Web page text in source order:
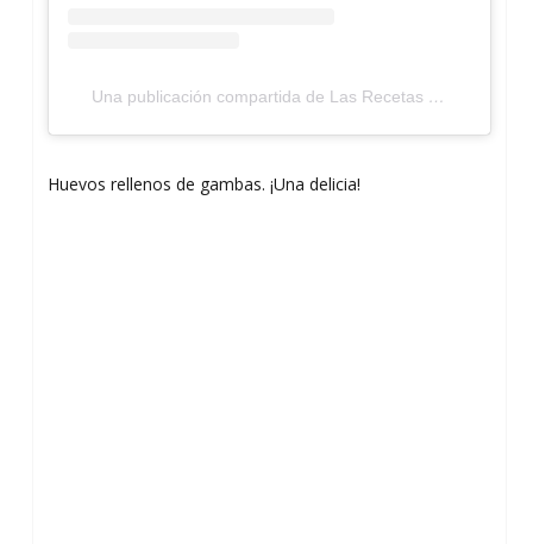
Una publicación compartida de Las Recetas de MJ (@lasrecetasdemj)
Huevos rellenos de gambas. ¡Una delicia!